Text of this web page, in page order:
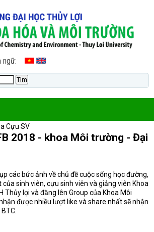
ngữ:
Cựu SV
2018 - khoa Môi trường - Đại
các bức ảnh về chủ đề cuộc sống học đường,
sinh viên, cựu sinh viên và giảng viên Khoa
Thủy lợi và đăng lên Group của Khoa Môi
được nhiều lượt like và share nhất sẽ nhận